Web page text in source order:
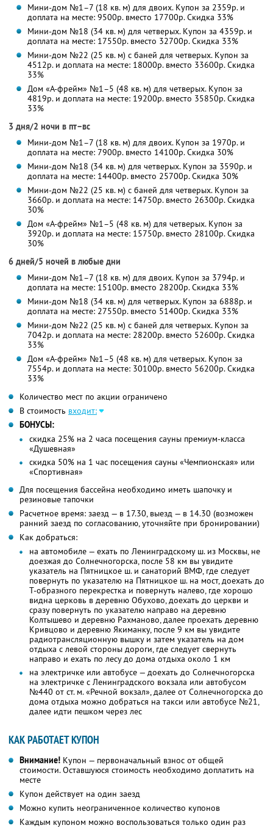
Мини-дом №1–7 (18 кв. м) для двоих. Купон за 2359р. и
доплата на месте: 9500р. вместо 17700р. Скидка 33%
Мини-дом №18 (34 кв. м) для четверых. Купон за 4359р. и
доплата на месте: 17550р. вместо 32700р. Скидка 33%
Мини-дом №22 (25 кв. м) с баней для четверых. Купон за
4512р. и доплата на месте: 18000р. вместо 33600р. Скидка
33%
Дом «А-фрейм» №1–5 (48 кв. м) для четверых. Купон за
4819р. и доплата на месте: 19200р. вместо 35850р. Скидка
33%
3 дня/2 ночи в пт–вс
Мини-дом №1–7 (18 кв. м) для двоих. Купон за 1970р. и
доплата на месте: 7900р. вместо 14100р. Скидка 30%
Мини-дом №18 (34 кв. м) для четверых. Купон за 3590р. и
доплата на месте: 14400р. вместо 25700р. Скидка 30%
Мини-дом №22 (25 кв. м) с баней для четверых. Купон за
3660р. и доплата на месте: 14750р. вместо 26300р. Скидка
30%
Дом «А-фрейм» №1–5 (48 кв. м) для четверых. Купон за
3920р. и доплата на месте: 15750р. вместо 28100р. Скидка
30%
6 дней/5 ночей в любые дни
Мини-дом №1–7 (18 кв. м) для двоих. Купон за 3794р. и
доплата на месте: 15100р. вместо 28200р. Скидка 33%
Мини-дом №18 (34 кв. м) для четверых. Купон за 6888р. и
доплата на месте: 27550р. вместо 51400р. Скидка 33%
Мини-дом №22 (25 кв. м) с баней для четверых. Купон за
7042р. и доплата на месте: 28200р. вместо 52600р. Скидка
33%
Дом «А-фрейм» №1–5 (48 кв. м) для четверых. Купон за
7554р. и доплата на месте: 30100р. вместо 56200р. Скидка
33%
Количество мест по акции ограничено
В стоимость входит:
БОНУСЫ:
скидка 25% на 2 часа посещения сауны премиум-класса
«Душевная»
скидка 50% на 1 час посещения сауны «Чемпионская» или
«Спортивная»
Для посещения бассейна необходимо иметь шапочку и
резиновые тапочки
Расчетное время: заезд — в 17.30, выезд — в 14.30 (возможен
ранний заезд по согласованию, уточняйте при бронировании)
Как добраться:
на автомобиле — ехать по Ленинградскому ш. из Москвы, не
доезжая до Солнечногорска, после 58 км вы увидите
указатель на Пятницкое ш. и санаторий ВМФ, где следует
повернуть по указателю на Пятницкое ш. на мост, доехать до
Т-образного перекрестка и повернуть налево, где хорошо
видна церковь в деревню Обухово, доехать до церкви и
сразу повернуть по указателю направо на деревню
Колтышево и деревню Рахманово, далее проехать деревню
Кривцово и деревню Якиманку, после 9 км вы увидите
радиотрансляционную вышку и затем указатель на дом
отдыха с левой стороны дороги, где следует свернуть
направо и ехать по лесу до дома отдыха около 1 км
на электричке или автобусе — доехать до Солнечногорска
на электричке с Ленинградского вокзала или автобусом
№440 от ст. м. «Речной вокзал», далее от Солнечногорска до
дома отдыха можно добраться на такси или автобусе №21,
далее идти пешком через лес
КАК РАБОТАЕТ КУПОН
Внимание! Купон — первоначальный взнос от общей
стоимости. Оставшуюся стоимость необходимо доплатить на
месте
Купон действует на один заезд
Можно купить неограниченное количество купонов
Каждым купоном можно воспользоваться только один раз